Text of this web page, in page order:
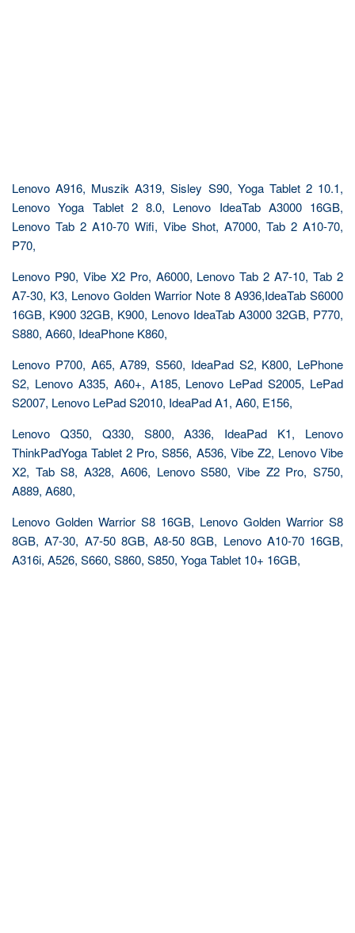
Lenovo A916, Muszik A319, Sisley S90, Yoga Tablet 2 10.1,
Lenovo Yoga Tablet 2 8.0, Lenovo IdeaTab A3000 16GB,
Lenovo Tab 2 A10-70 Wifi, Vibe Shot, A7000, Tab 2 A10-70,
P70,
Lenovo P90, Vibe X2 Pro, A6000, Lenovo Tab 2 A7-10, Tab 2
A7-30, K3, Lenovo Golden Warrior Note 8 A936,IdeaTab S6000
16GB, K900 32GB, K900, Lenovo IdeaTab A3000 32GB, P770,
S880, A660, IdeaPhone K860,
Lenovo P700, A65, A789, S560, IdeaPad S2, K800, LePhone
S2, Lenovo A335, A60+, A185, Lenovo LePad S2005, LePad
S2007, Lenovo LePad S2010, IdeaPad A1, A60, E156,
Lenovo Q350, Q330, S800, A336, IdeaPad K1, Lenovo
ThinkPadYoga Tablet 2 Pro, S856, A536, Vibe Z2, Lenovo Vibe
X2, Tab S8, A328, A606, Lenovo S580, Vibe Z2 Pro, S750,
A889, A680,
Lenovo Golden Warrior S8 16GB, Lenovo Golden Warrior S8
8GB, A7-30, A7-50 8GB, A8-50 8GB, Lenovo A10-70 16GB,
A316i, A526, S660, S860, S850, Yoga Tablet 10+ 16GB,